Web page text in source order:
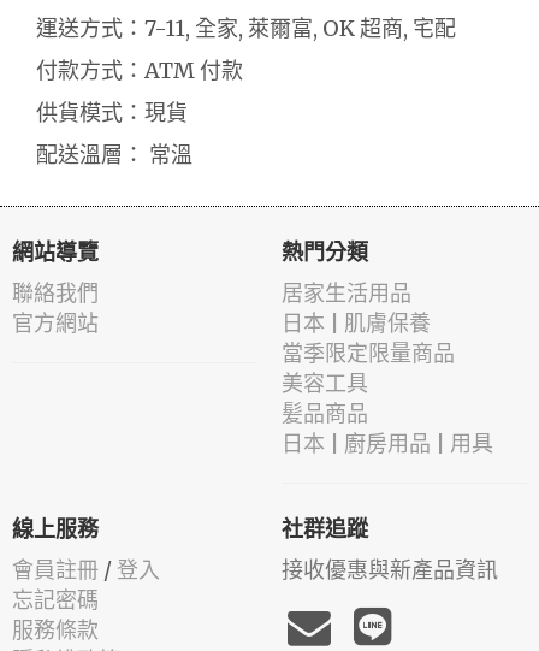
運送方式：7-11, 全家, 萊爾富, OK 超商, 宅配
付款方式：ATM 付款
供貨模式：現貨
配送溫層： 常溫
網站導覽
聯絡我們
官方網站
熱門分類
居家生活用品
日本 | 肌膚保養
當季限定限量商品
美容工具
髪品商品
日本 | 廚房用品 | 用具
線上服務
會員註冊 / 登入
忘記密碼
服務條款
社群追蹤
接收優惠與新產品資訊